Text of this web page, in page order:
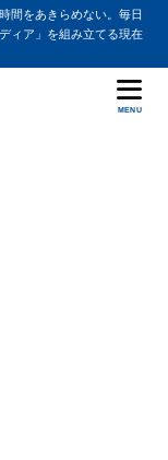
間をあきらめない。毎日
ィア」を組み立てる現在
MENU